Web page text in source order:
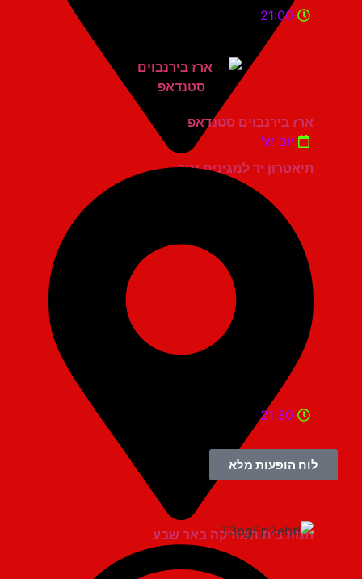
תיאטרון יד למגינים יגור
21:00
ארז בירנבוים סטנדאפ
יום ש'
תמוז בית המוזיקה באר שבע
21:30
לוח הופעות מלא